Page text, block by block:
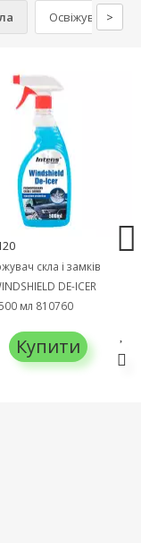
Освіжувачі
>
скла і замків
DE-ICER
мл 810760
Купити